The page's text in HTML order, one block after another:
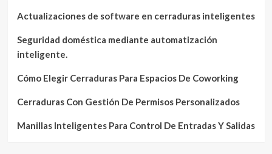
Actualizaciones de software en cerraduras inteligentes
Seguridad doméstica mediante automatización
inteligente.
Cómo Elegir Cerraduras Para Espacios De Coworking
Cerraduras Con Gestión De Permisos Personalizados
Manillas Inteligentes Para Control De Entradas Y Salidas